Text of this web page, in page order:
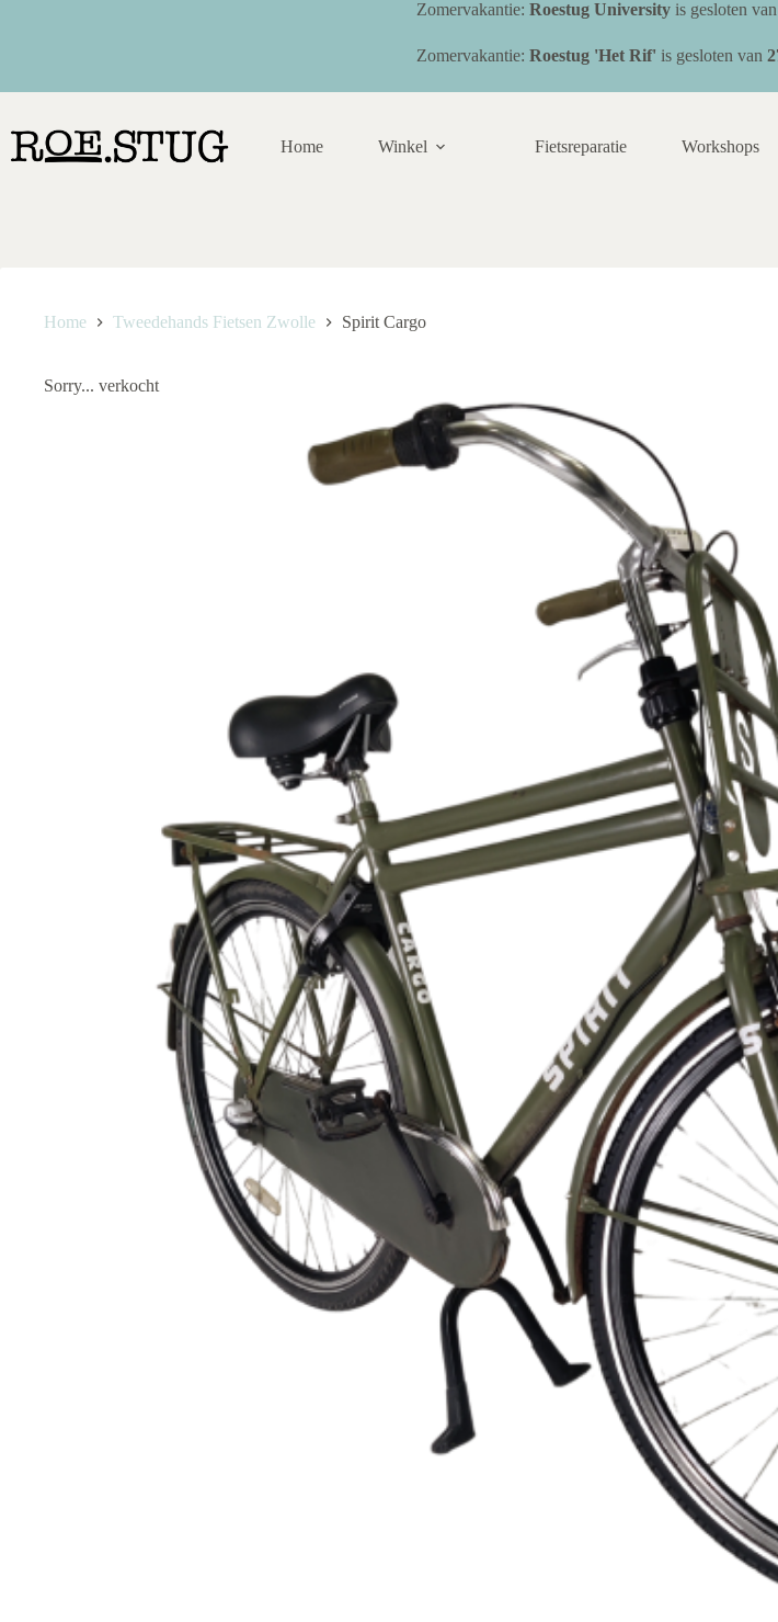
Zomervakantie: Roestug Universityis gesloten van
Zomervakantie: Roestug 'Het Rif' is gesloten van
Home Winkel Fietsreparatie Workshops
Home Tweedehands Fietsen Zwolle Spirit Cargo
Sorry... verkocht